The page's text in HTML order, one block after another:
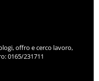
offro e cerco lavoro,
0165/231711